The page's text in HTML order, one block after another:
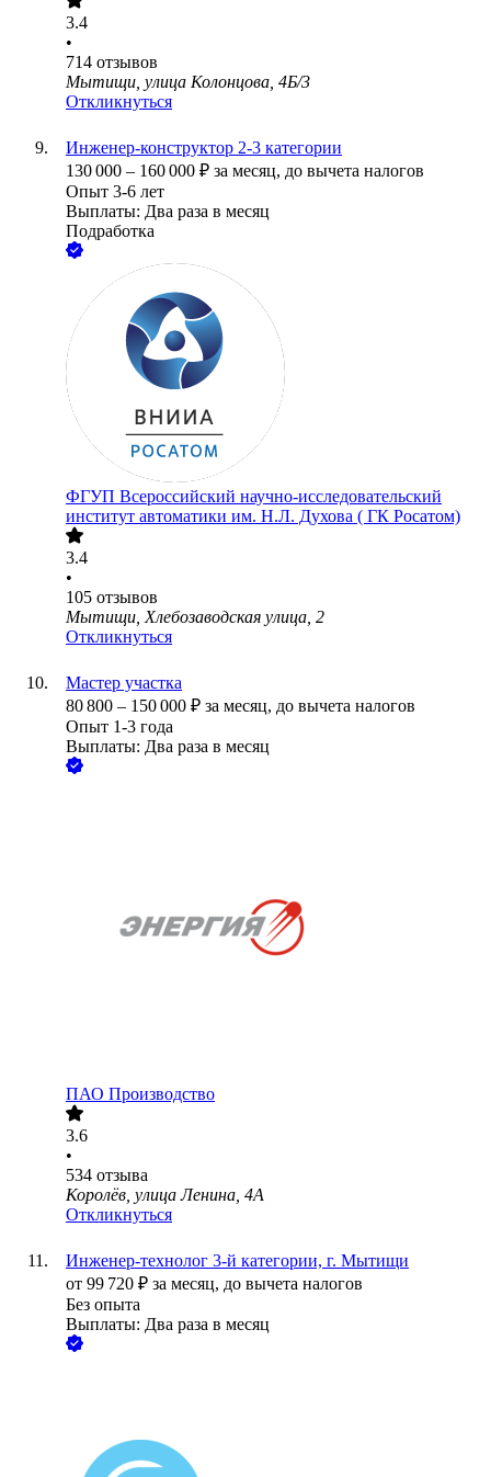
3.4
•
714 отзывов
Мытищи, улица Колонцова, 4Б/3
Откликнуться
Инженер-конструктор 2-3 категории
130 000 – 160 000 ₽ за месяц, до вычета налогов
Опыт 3-6 лет
Выплаты: Два раза в месяц
Подработка
ФГУП Всероссийский научно-исследовательский
институт автоматики им. Н.Л. Духова ( ГК Росатом)
3.4
•
105 отзывов
Мытищи, Хлебозаводская улица, 2
Откликнуться
Мастер участка
80 800 – 150 000 ₽ за месяц, до вычета налогов
Опыт 1-3 года
Выплаты: Два раза в месяц
ПАО Производство
3.6
•
534 отзыва
Королёв, улица Ленина, 4А
Откликнуться
Инженер-технолог 3-й категории, г. Мытищи
от 99 720 ₽ за месяц, до вычета налогов
Без опыта
Выплаты: Два раза в месяц